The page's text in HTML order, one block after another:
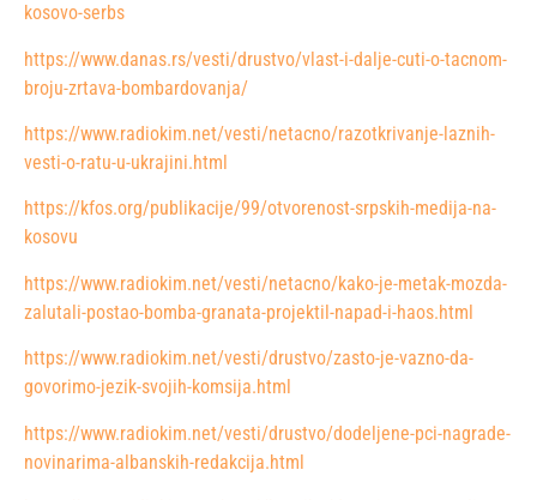
kosovo-serbs
https://www.danas.rs/vesti/drustvo/vlast-i-dalje-cuti-o-tacnom-
broju-zrtava-bombardovanja/
https://www.radiokim.net/vesti/netacno/razotkrivanje-laznih-
vesti-o-ratu-u-ukrajini.html
https://kfos.org/publikacije/99/otvorenost-srpskih-medija-na-
kosovu
https://www.radiokim.net/vesti/netacno/kako-je-metak-mozda-
zalutali-postao-bomba-granata-projektil-napad-i-haos.html
https://www.radiokim.net/vesti/drustvo/zasto-je-vazno-da-
govorimo-jezik-svojih-komsija.html
https://www.radiokim.net/vesti/drustvo/dodeljene-pci-nagrade-
novinarima-albanskih-redakcija.html